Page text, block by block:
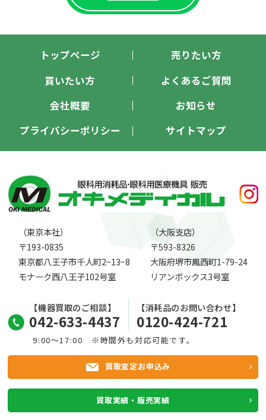
トップページ
売りたい方
買いたい方
よくあるご質問
会社概要
お知らせ
プライバシーポリシー
サイトマップ
（東京本社）
〒193-0835
東京都八王子市千人町2−13−8
モナーク西八王子102号室
（大阪支店）
〒593-8326
大阪府堺市鳳西町1-79-24
リアンボックス3号室
【機器買取のご相談】
042-633-4437
【消耗品のお問い合わせ】
0120-424-721
9:00～17:00 ※時間外も対応可能です。
買取査定お申込み
買取実績・販売実績